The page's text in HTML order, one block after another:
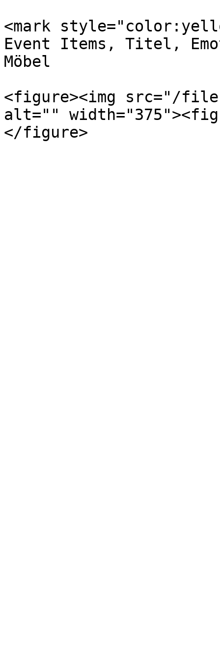
<mark
Event Items, Titel,
Möbel
<figure><img src="/files/
alt=""